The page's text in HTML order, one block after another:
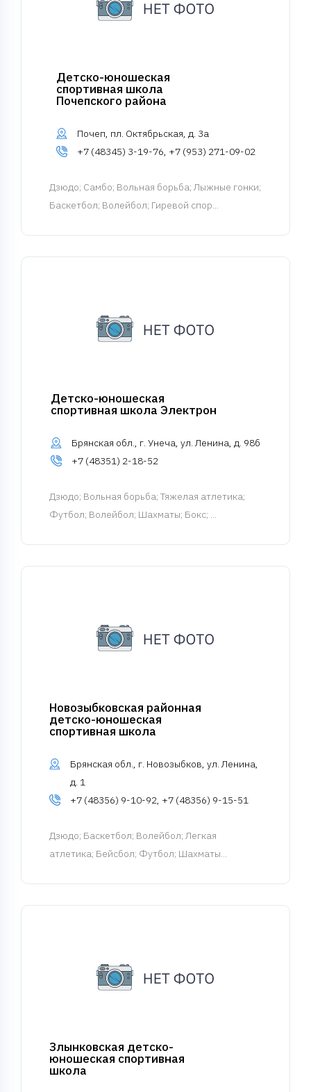
Детско-юношеская
спортивная школа
Почепского района
Почеп, пл. Октябрьская, д. 3а
+7 (48345) 3-19-76, +7 (953) 271-09-02
Дзюдо; Самбо; Вольная борьба; Лыжные гонки;
Баскетбол; Волейбол; Гиревой спор...
Детско-юношеская
спортивная школа Электрон
Брянская обл., г. Унеча, ул. Ленина, д. 98б
+7 (48351) 2-18-52
Дзюдо; Вольная борьба; Тяжелая атлетика;
Футбол; Волейбол; Шахматы; Бокс; ...
Новозыбковская районная
детско-юношеская
спортивная школа
Брянская обл., г. Новозыбков, ул. Ленина,
д. 1
+7 (48356) 9-10-92, +7 (48356) 9-15-51
Дзюдо; Баскетбол; Волейбол; Легкая
атлетика; Бейсбол; Футбол; Шахматы...
Злынковская детско-
юношеская спортивная
школа